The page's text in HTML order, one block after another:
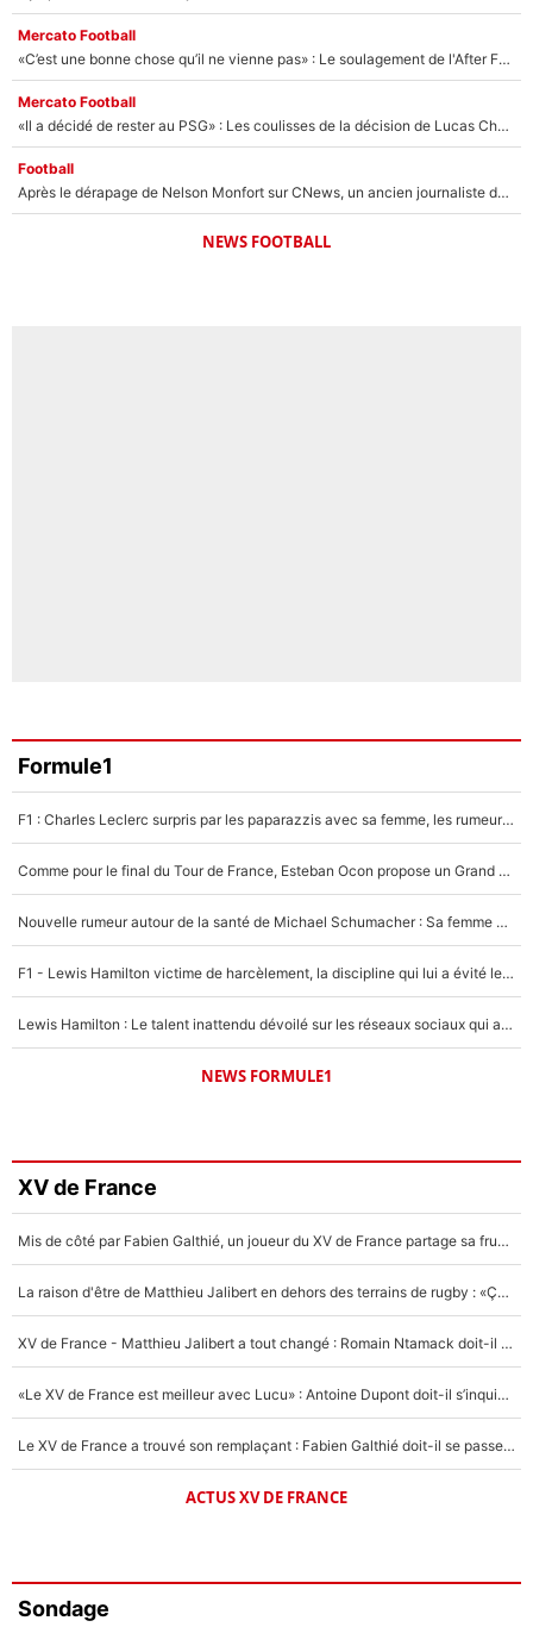
Mercato Football
«C’est une bonne chose qu’il ne vienne pas» : Le soulagement de l'After Foot après le transfert avorté de Yan Diomandé au PSG
Mercato Football
«Il a décidé de rester au PSG» : Les coulisses de la décision de Lucas Chevalier pour son transfert
Football
Après le dérapage de Nelson Monfort sur CNews, un ancien journaliste de France Télévisions relance la polémique sur les incendies en Gironde
NEWS FOOTBALL
Formule1
F1 : Charles Leclerc surpris par les paparazzis avec sa femme, les rumeurs étaient vraies !
Comme pour le final du Tour de France, Esteban Ocon propose un Grand Prix de Formule 1 à Paris : «Autour de l’Arc de Triomphe, ce serait génial» !
Nouvelle rumeur autour de la santé de Michael Schumacher : Sa femme Corinna sort du silence
F1 - Lewis Hamilton victime de harcèlement, la discipline qui lui a évité le pire : «J'aurais probablement mal tourné»
Lewis Hamilton : Le talent inattendu dévoilé sur les réseaux sociaux qui a impressionné Kim Kardashian pendant leurs vacances en amoureux !
NEWS FORMULE1
XV de France
Mis de côté par Fabien Galthié, un joueur du XV de France partage sa frustration : «ils ne me l’ont pas dit tout de suite»
La raison d'être de Matthieu Jalibert en dehors des terrains de rugby : «Ça m'atteint autant que si tu touches à un membre de ma famille»
XV de France - Matthieu Jalibert a tout changé : Romain Ntamack doit-il s’inquiéter pour sa place à un an de la Coupe du monde ?
«Le XV de France est meilleur avec Lucu» : Antoine Dupont doit-il s’inquiéter pour sa place ?
Le XV de France a trouvé son remplaçant : Fabien Galthié doit-il se passer d'Antoine Dupont ?
ACTUS XV DE FRANCE
Sondage